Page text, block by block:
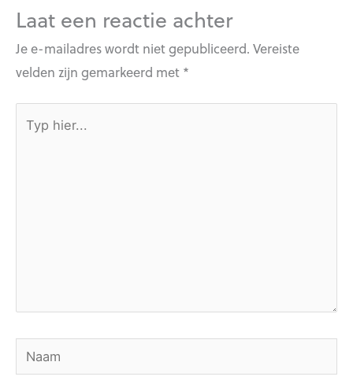
Laat een reactie achter
Je e-mailadres wordt niet gepubliceerd. Vereiste
velden zijn gemarkeerd met *
hier...
Naam